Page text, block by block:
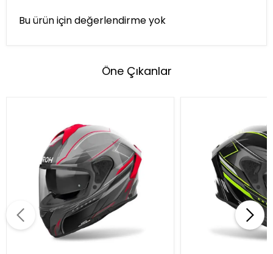
Bu ürün için değerlendirme yok
Öne Çıkanlar